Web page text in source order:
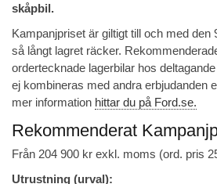
skåpbil.
Kampanjpriset är giltigt till och med den
så långt lagret räcker.
ordertecknade lagerbilar hos
ej kombineras med andra erbjudanden
mer information hittar du på Ford.se.
Rekommenderat
Från 204 900 kr exkl. moms (ord. pris
Utrustning (urval):